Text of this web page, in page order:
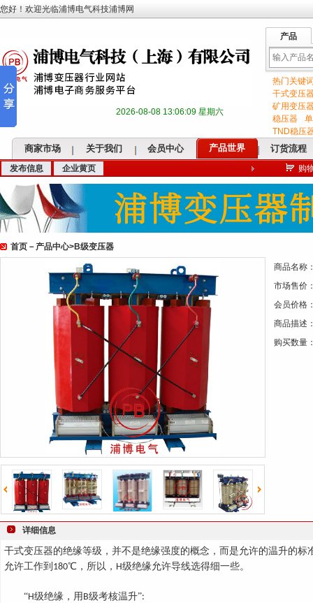
您好！欢迎光临浦博电气科技浦博网
2026-08-08 13:06:10 星期六
产品
输热门关键
干式变压
矿用变压
稳压器
TND稳压
商家市场 关于我们 会员中心 产品世界 订货流程
发布信息 企业黄页 购
首页 － 产品中心>B级变压器
商品名称
市场售价
会员价格
商品描述
购买数量
详细信息
干式变压器的绝缘等级，并不是绝缘强度的概念，而是允许的温升的标
允许工作到 180℃，所以， H级绝缘允许导线选得细一些。
“H级绝缘，用 B级考核温升”: